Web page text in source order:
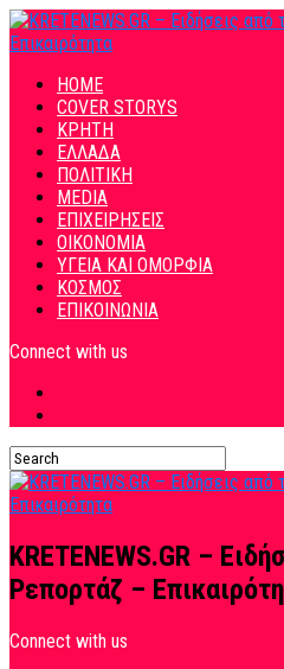
HOME
COVER STORYS
ΚΡΗΤΗ
ΕΛΛΑΔΑ
ΠΟΛΙΤΙΚΗ
MEDIA
ΕΠΙΧΕΙΡΗΣΕΙΣ
ΟΙΚΟΝΟΜΙΑ
ΥΓΕΙΑ ΚΑΙ ΟΜΟΡΦΙΑ
ΚΟΣΜΟΣ
ΕΠΙΚΟΙΝΩΝΙΑ
Connect with us
KRETENEWS.GR –
Ρεπορτάζ –
Connect with us